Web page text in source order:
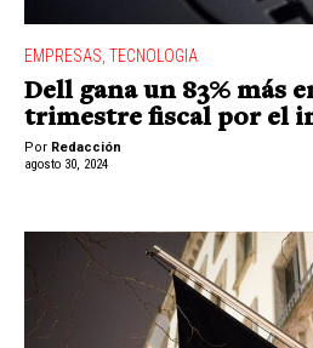
EMPRESAS TECNOLOGIA
Dell gana un 83% más
trimestre fiscal por el
Por Redacción
agosto 30, 2024